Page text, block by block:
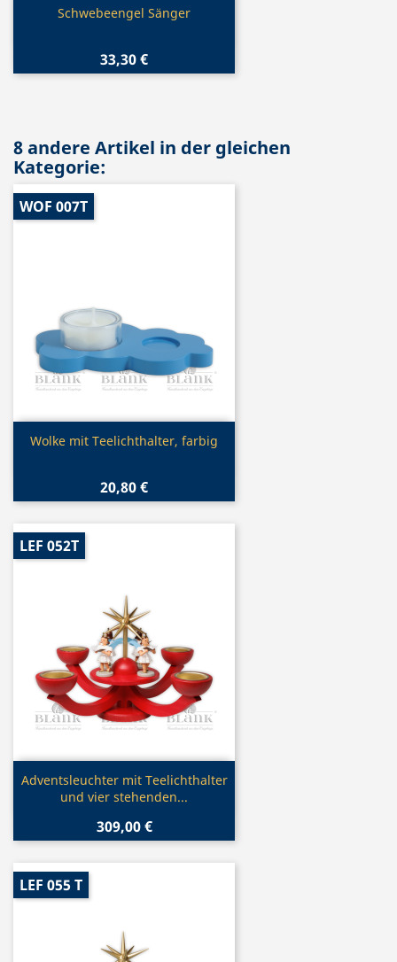
Vorschau
Schwebeengel Sänger
33,30 €
8 andere Artikel in der gleichen
Kategorie:
Vorschau
Wolke mit Teelichthalter, farbig
20,80 €
WOF 007T
Vorschau
Adventsleuchter mit Teelichthalter
und vier stehenden...
309,00 €
LEF 052T
LEF 055 T